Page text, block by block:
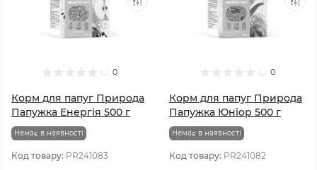
0
Корм для папуг Природа
Папужка Енергія 500 г
Немає в наявності
Код товару: PR241083
0
Корм для папуг Природа
Папужка Юніор 500 г
Немає в наявності
Код товару: PR241082